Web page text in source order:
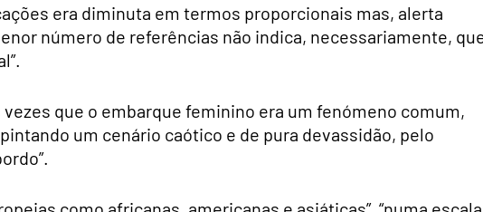
era diminuta em termos proporcionais mas, alerta
número de referências não indica, necessariamente,
vezes que o embarque feminino era um fenómeno comum,
um cenário caótico e de pura devassidão, pelo